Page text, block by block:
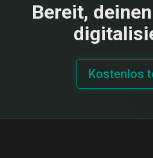
Bereit,
Kostenlos